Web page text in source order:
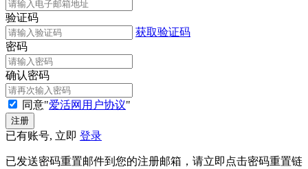
验证码
获取验证码
密码
确认密码
同意"爱活网用户协议"
已有账号, 立即 登录
已发送密码重置邮件到您的注册邮箱，请立即点击密码重置链